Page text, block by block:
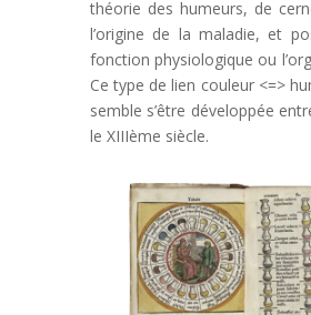
théorie des humeurs, de
l’origine de la maladie, et
fonction physiologique ou
Ce type de lien couleur <=>
semble s’être développée
le XIIIème siècle.